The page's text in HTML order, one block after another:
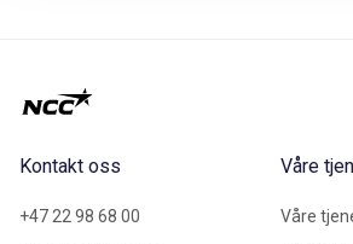
Kontakt oss
+47 22 98 68 00
Våre
Våre